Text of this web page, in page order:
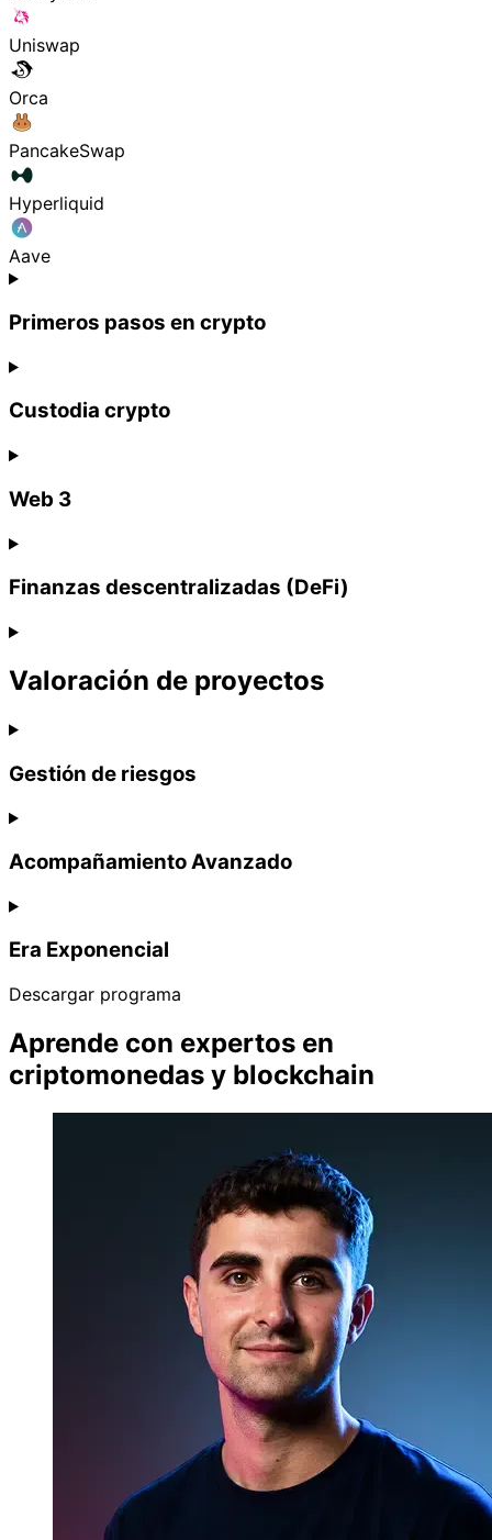
Uniswap
Orca
PancakeSwap
Hyperliquid
Aave
Primeros pasos en crypto
Custodia crypto
Web 3
Finanzas descentralizadas (DeFi)
Valoración de proyectos
Gestión de riesgos
Acompañamiento Avanzado
Era Exponencial
Descargar programa
Aprende con expertos en
criptomonedas y blockchain